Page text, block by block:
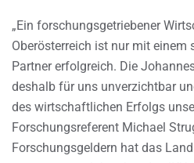
„Ein forschungsgetriebener
Oberösterreich ist nur mit einem
Partner erfolgreich. Die
deshalb für uns unverzichtbar
des wirtschaftlichen Erfolgs
Forschungsreferent Michael
Forschungsgeldern hat das